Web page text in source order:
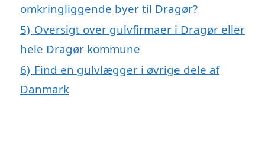
omkringliggende byer til Dragør?
5) Oversigt over gulvfirmaer i Dragør eller
hele Dragør kommune
6) Find en gulvlægger i øvrige dele af
Danmark